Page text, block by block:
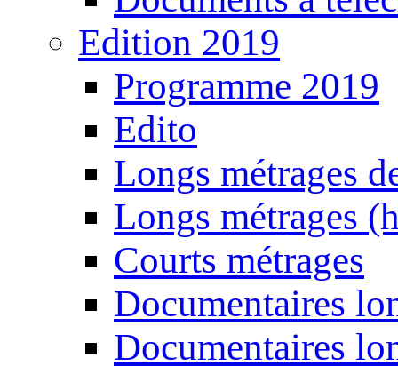
Edition 2019
Programme 2019
Edito
Longs métrages
Longs métrages
Courts métrages
Documentaires
Documentaires